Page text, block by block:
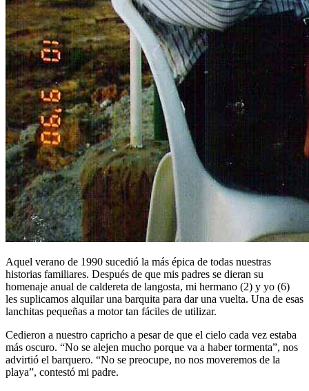
Aquel verano de 1990 sucedió la más épica de todas nuestras
historias familiares. Después de que mis padres se dieran su
homenaje anual de caldereta de langosta, mi hermano (2) y yo (6)
les suplicamos alquilar una barquita para dar una vuelta. Una de esas
lanchitas pequeñas a motor tan fáciles de utilizar.
Cedieron a nuestro capricho a pesar de que el cielo cada vez estaba
más oscuro. “No se alejen mucho porque va a haber tormenta”, nos
advirtió el barquero. “No se preocupe, no nos moveremos de la
playa”, contestó mi padre.